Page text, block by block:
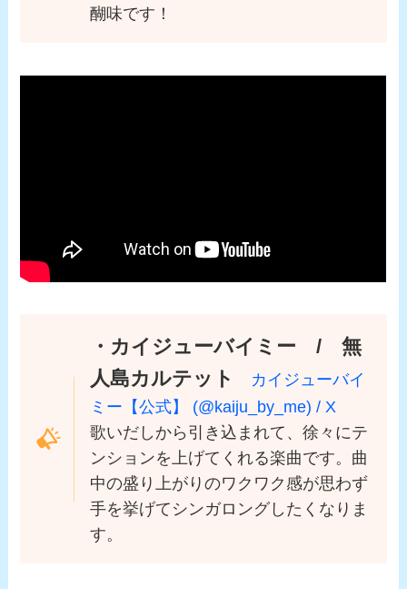
醐味です！
・カイジューバイミー / 無
人島カルテット
カイジューバイ
ミー【公式】 (@kaiju_by_me) / X
歌いだしから引き込まれて、徐々にテ
ンションを上げてくれる楽曲です。曲
中の盛り上がりのワクワク感が思わず
手を挙げてシンガロングしたくなりま
す。